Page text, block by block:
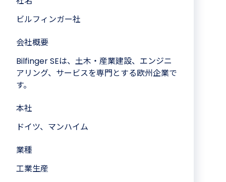
ビルフィンガー社
会社概要
Bilfinger SEは、土木・産業建設、エンジニ
アリング、サービスを専門とする欧州企業で
す。
本社
ドイツ、マンハイム
業種
工業生産